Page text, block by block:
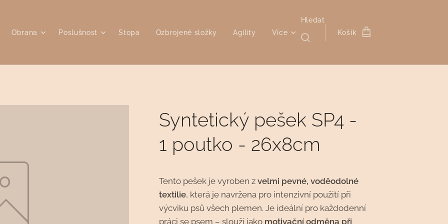
Obrana Poslušnost Stopa Ozbrojené složky Agility Více
Hledat
Košík
Syntetický pešek SP4 -
1 poutko - 26x8cm
Tento pešek je vyroben zvelmi pevné, voděodolné
textilie, která je navržena pro intenzivní použití při
výcviku psů všech plemen. Je ideální pro každodenní
práci se psem – slouží jako motivační odměna při